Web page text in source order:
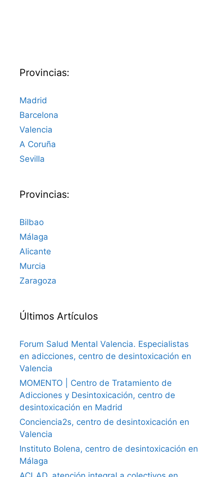
Provincias:
Madrid
Barcelona
Valencia
A Coruña
Sevilla
Provincias:
Bilbao
Málaga
Alicante
Murcia
Zaragoza
Últimos Artículos
Forum Salud Mental Valencia. Especialistas
en adicciones, centro de desintoxicación en
Valencia
MOMENTO | Centro de Tratamiento de
Adicciones y Desintoxicación, centro de
desintoxicación en Madrid
Conciencia2s, centro de desintoxicación en
Valencia
Instituto Bolena, centro de desintoxicación en
Málaga